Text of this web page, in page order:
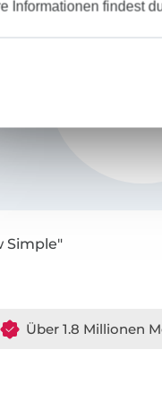
Simple"
Über 1.8 Millionen
Informationen findest